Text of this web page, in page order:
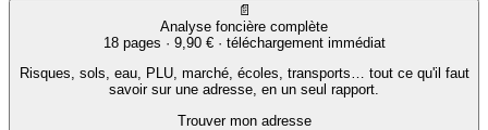
📄
Analyse foncière complète
18 pages · 9,90 €· téléchargement immédiat
Risques, sols, eau, PLU, marché, écoles, transports… tout ce qu'il faut
savoir sur une adresse, en un seul rapport.
Trouver mon adresse